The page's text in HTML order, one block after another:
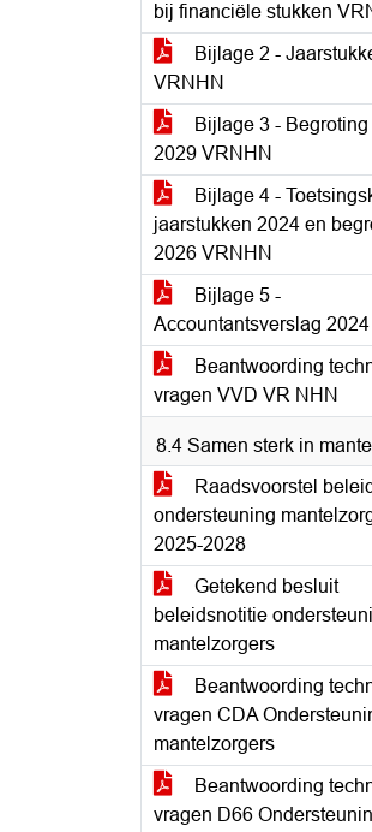
bij financiële stukken
Bijlage 2 -
VRNHN
Bijlage 3 -
2029 VRNHN
Bijlage 4 -
jaarstukken 2024 en
2026 VRNHN
Bijlage 5 -
Accountantsverslag
Beantwoording
vragen VVD VR NHN
8.4 Samen sterk in
Raadsvoorstel
ondersteuning
2025-2028
Getekend besluit
beleidsnotitie
mantelzorgers
Beantwoording
vragen CDA
mantelzorgers
Beantwoording
vragen D66